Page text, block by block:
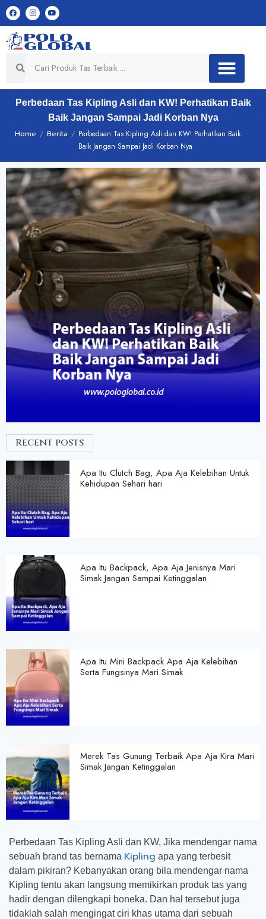
Perbedaan Tas Kipling Asli dan KW! Perhatikan Baik
Baik Jangan Sampai Jadi Korban Nya
Home / Berita / Perbedaan Tas Kipling Asli dan KW! Perhatikan Baik
Baik Jangan Sampai Jadi Korban Nya
Recent posts
Apa Itu Clutch Bag, Apa Aja Kelebihan Untuk
Kehidupan Sehari hari
Apa Itu Backpack, Apa Aja Jenisnya Mari
Simak Jangan Sampai Ketinggalan
Apa Itu Mini Backpack Apa Aja Kelebihan
Serta Fungsinya Mari Simak
Merek Tas Gunung Terbaik Apa Aja Kira Mari
Simak Jangan Ketinggalan
Perbedaan Tas Kipling Asli dan KW, Jika mendengar nama
sebuah brand tas bernama Kipling apa yang terbesit
dalam pikiran? Kebanyakan orang bila mendengar nama
Kipling tentu akan langsung memikirkan produk tas yang
hadir dengan dilengkapi boneka. Dan hal tersebut juga
tidaklah salah mengingat ciri khas utama dari sebuah